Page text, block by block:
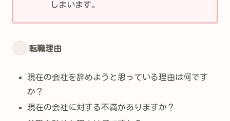
しまいます。
転職理由
現在の会社を辞めようと思っている理由は何です
か？
現在の会社に対する不満がありますか？